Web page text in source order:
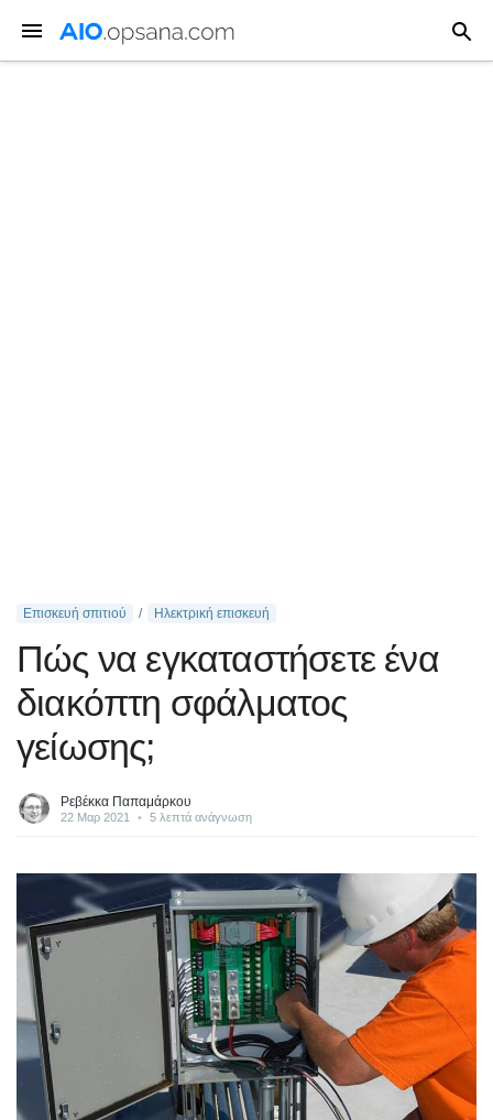
Επισκευή σπιτιού Ηλεκτρική επισκευή
Πώς να εγκαταστήσετε ένα
διακόπτη σφάλματος
γείωσης;
Ρεβέκκα Παπαμάρκου
22 Μαρ 2021 • 5 λεπτά ανάγνωση